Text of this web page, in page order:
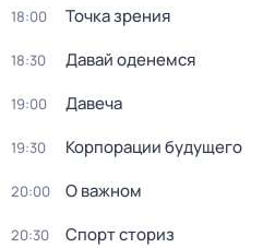
18:00 Точка зрения
18:30 Давай оденемся
19:00 Давеча
19:30 Корпорации будущего
20:00 О важном
20:30 Спорт сториз